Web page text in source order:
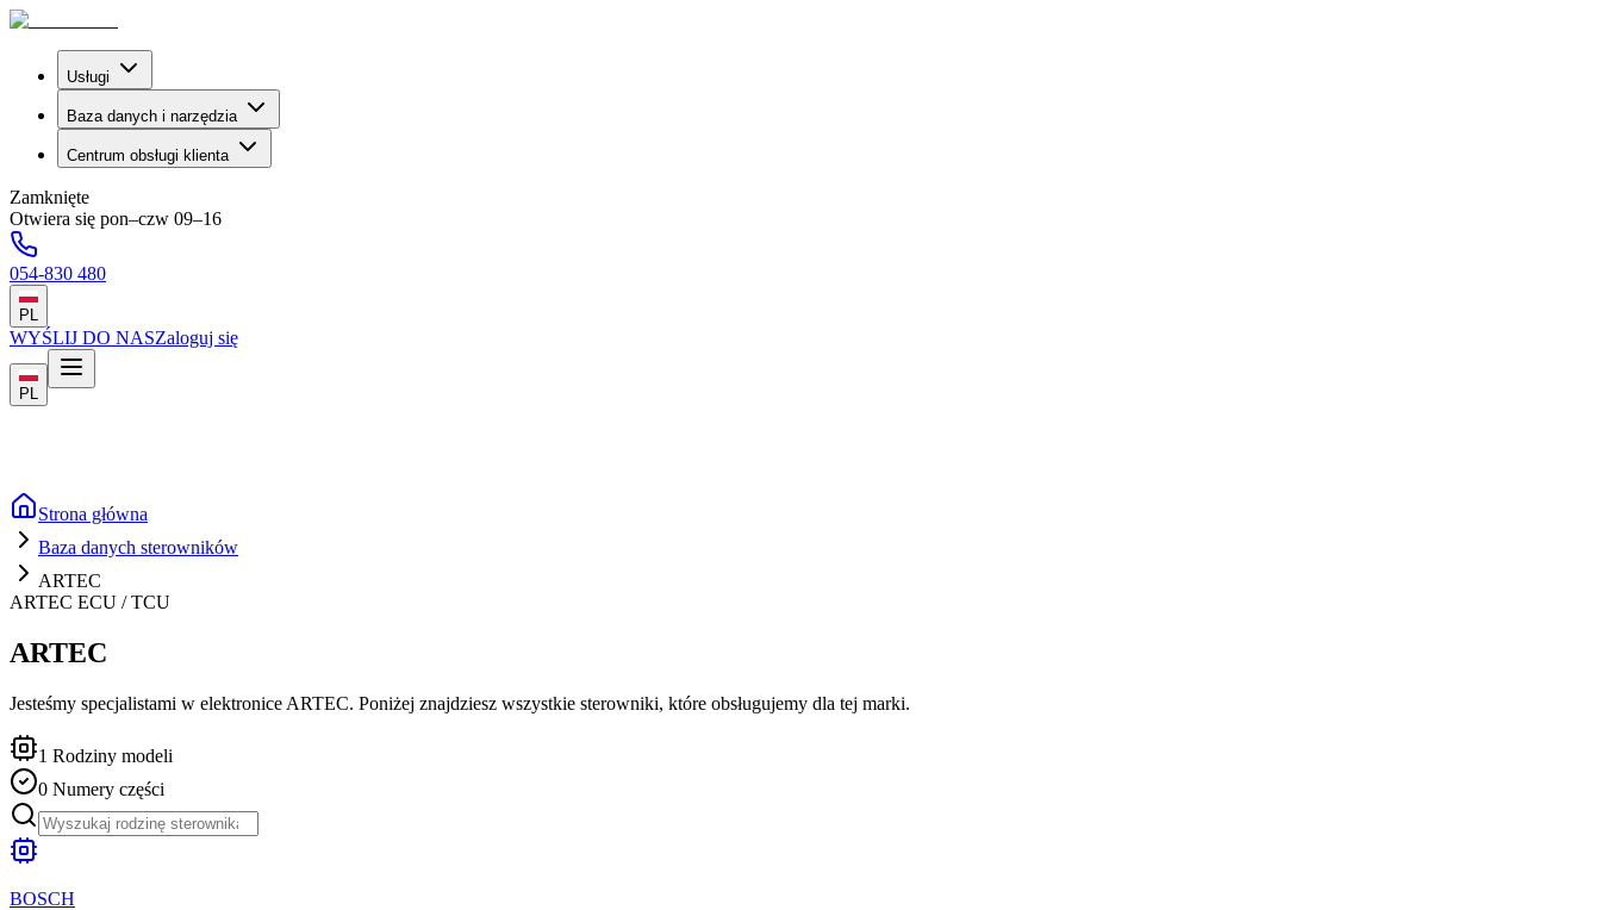
Usługi
Baza danych i narzędzia
Centrum obsługi klienta
Zamknięte
Otwiera się pon–czw 09–16
054-830 480
PL
WYŚLIJ DO NASZaloguj się
PL
Strona główna
Baza danych sterowników
ARTEC
ARTEC ECU / TCU
ARTEC
Jesteśmy specjalistami w elektronice ARTEC. Poniżej znajdziesz wszystkie sterowniki, które obsługujemy dla tej marki.
1 Rodziny modeli
0 Numery części
BOSCH